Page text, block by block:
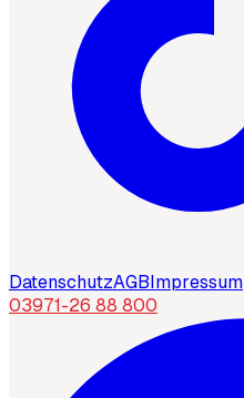
DatenschutzAGBImpressum
03971-26 88 800